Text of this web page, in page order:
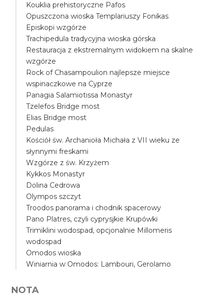
Kouklia prehistoryczne Pafos
Opuszczona wioska Templariuszy Fonikas
Episkopi wzgórze
Trachipedula tradycyjna wioska górska
Restauracja z ekstremalnym widokiem na skalne
wzgórze
Rock of Chasampoulion najlepsze miejsce
wspinaczkowe na Cyprze
Panagia Salamiotissa Monastyr
Tzelefos Bridge most
Elias Bridge most
Pedulas
Kościół św. Archanioła Michała z VII wieku ze
słynnymi freskami
Wzgórze z św. Krzyżem
Kykkos Monastyr
Dolina Cedrowa
Olympos szczyt
Troodos panorama i chodnik spacerowy
Pano Platres, czyli cyprysjkie Krupówki
Trimiklini wodospad, opcjonalnie Millomeris
wodospad
Omodos wioska
Winiarnia w Omodos: Lambouri, Gerolamo
NOTA